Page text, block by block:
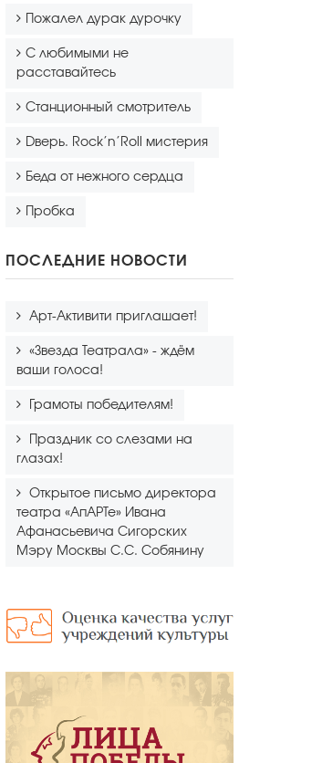
Пожалел дурак дурочку
С любимыми не
расставайтесь
Станционный смотритель
Dверь. Rock’n’Roll мистерия
Беда от нежного сердца
Пробка
ПОСЛЕДНИЕ НОВОСТИ
Арт-Активити приглашает!
«Звезда Театрала» - ждём
ваши голоса!
Грамоты победителям!
Праздник со слезами на
глазах!
Открытое письмо директора
театра «АпАРТе» Ивана
Афанасьевича Сигорских
Мэру Москвы С.С. Собянину